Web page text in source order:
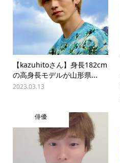
【kazuhitoさん】身長182cm
の高身長モデルが山形県...
2023.03.13
俳優